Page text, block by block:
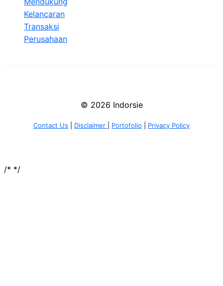
Kelancaran
Transaksi
Perusahaan
© 2026 Indorsie
Contact Us Disclaimer Portofolio Privacy Policy
/* */